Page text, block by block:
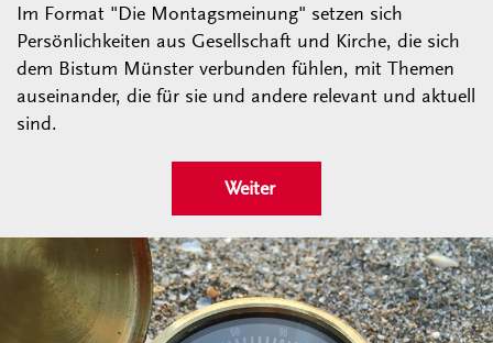
Im Format "Die Montagsmeinung" setzen sich
Persönlichkeiten aus Gesellschaft und Kirche, die sich
dem Bistum Münster verbunden fühlen, mit Themen
auseinander, die für sie und andere relevant und aktuell
sind.
Weiter